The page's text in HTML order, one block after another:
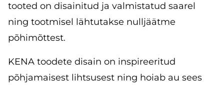
tooted on disainitud ja valmistatud saarel
ning tootmisel lähtutakse nulljäätme
põhimõttest.
KENA toodete disain on inspireeritud
põhjamaisest lihtsusest ning hoiab au sees